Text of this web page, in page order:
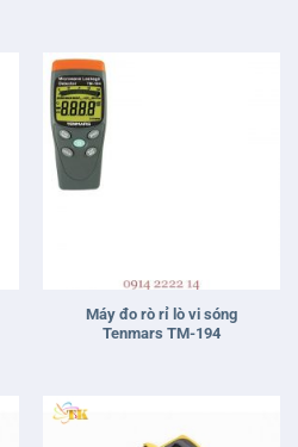
Máy đo rò rỉ lò vi sóng
Tenmars TM-194